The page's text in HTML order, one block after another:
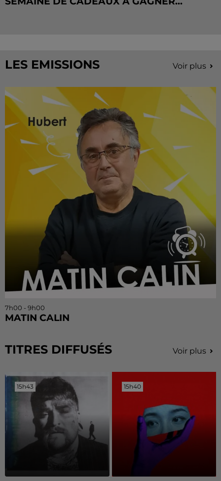
LES EMISSIONS Voir plus
7h00 - 9h00
MATIN CALIN
TITRES DIFFUSÉS Voir plus
15h43
15h43 15h40
15h40